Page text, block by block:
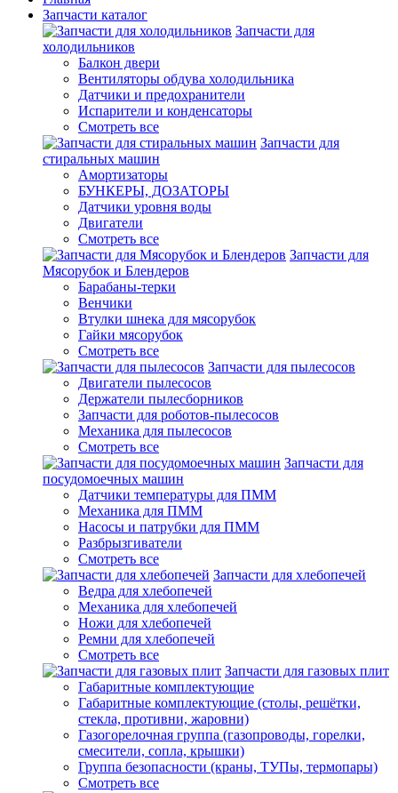
Запчасти каталог
Запчасти для
холодильников
Балкон двери
Вентиляторы обдува холодильника
Датчики и предохранители
Испарители и конденсаторы
Смотреть все
Запчасти для
стиральных машин
Амортизаторы
БУНКЕРЫ, ДОЗАТОРЫ
Датчики уровня воды
Двигатели
Смотреть все
Запчасти для
Мясорубок и Блендеров
Барабаны-терки
Венчики
Втулки шнека для мясорубок
Гайки мясорубок
Смотреть все
Запчасти для пылесосов
Двигатели пылесосов
Держатели пылесборников
Запчасти для роботов-пылесосов
Механика для пылесосов
Смотреть все
Запчасти для
посудомоечных машин
Датчики температуры для ПММ
Механика для ПММ
Насосы и патрубки для ПММ
Разбрызгиватели
Смотреть все
Запчасти для хлебопечей
Ведра для хлебопечей
Механика для хлебопечей
Ножи для хлебопечей
Ремни для хлебопечей
Смотреть все
Запчасти для газовых плит
Габаритные комплектующие
Габаритные комплектующие (столы, решётки,
стекла, противни, жаровни)
Газогорелочная группа (газопроводы, горелки,
смесители, сопла, крышки)
Группа безопасности (краны, ТУПы, термопары)
Смотреть все